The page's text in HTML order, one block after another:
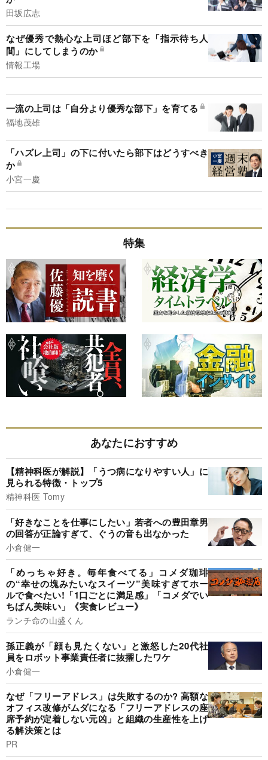
田坂広志
なぜ優秀で熱心な上司ほど部下を「指示待ち人
間」にしてしまうのか
情報工場
一流の上司は「自分より優秀な部下」を育てる
福地茂雄
「ハズレ上司」の下に付いたら部下はどうすべき
か
小宮一慶
特集
あなたにおすすめ
【精神科医が解説】「うつ病になりやすい人」に
見られる特徴・トップ5
精神科医 Tomy
「好きなことを仕事にしたい」若者への豊田章男
の回答が正論すぎて、ぐうの音も出なかった
小倉健一
「めっちゃ好き。毎年食べてる」コメダ珈琲
の“幸せの塊みたいなスイーツ”美味すぎてホー
ルで食べたい!「1口ごとに満足感」「コメダでい
ちばん美味い」《実食レビュー》
ランチ命の山盛くん
孫正義が「顔も見たくない」と激怒した20代社
員をロボット事業責任者に抜擢したワケ
小倉健一
なぜ「フリーアドレス」は失敗するのか? 高額な
オフィス改修がムダになる「フリーアドレスの座
席予約が定着しない元凶」と組織の生産性を上げ
る解決策とは
PR